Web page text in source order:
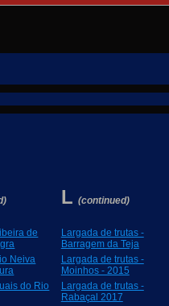
de
Neiva
do Rio
L (continued)
Largada de trutas -
Barragem da Teja
Largada de trutas -
Moinhos - 2015
Largada de trutas -
Rabaçal 2017